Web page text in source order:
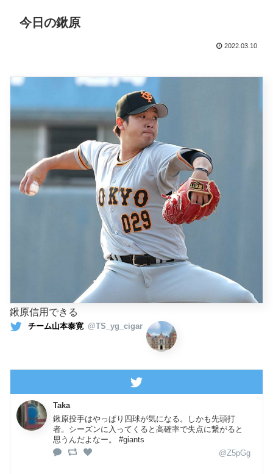
今日の鍬原
2022.03.10
鍬原信用できる
チーム山本泰寛 @TS_yg_cigar
Taka
鍬原投手はやっぱり四球が気になる。しかも先頭打
者。シーズンに入ってくると高確率で失点に繋がると
思うんだよなー。 #giants
@Z5pGg